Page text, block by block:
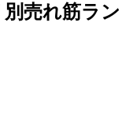
売れ筋ラン